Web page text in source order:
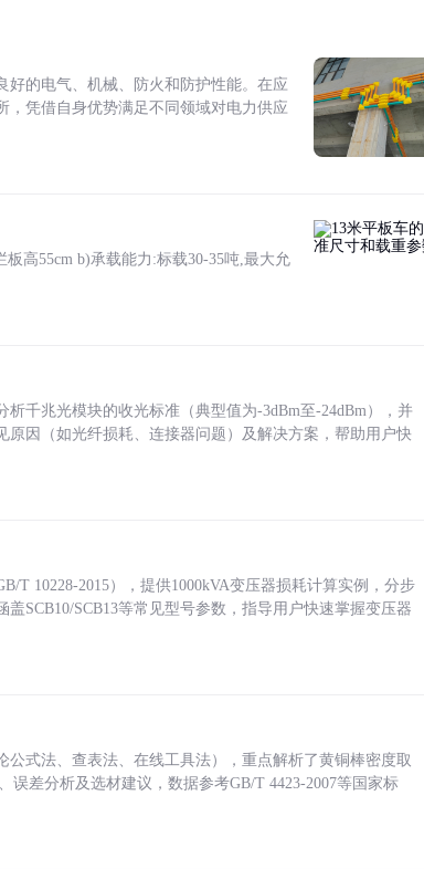
好的电气、机械、防火和防护性能。在应
，凭借自身优势满足不同领域对电力供应
高55cm b)承载能力:标载30-35吨,最大允
千兆光模块的收光标准（典型值为-3dBm至-24dBm），并
因（如光纤损耗、连接器问题）及解决方案，帮助用户快
T 10228-2015），提供1000kVA变压器损耗计算实例，分步
SCB10/SCB13等常见型号参数，指导用户快速掌握变压器
式法、查表法、在线工具法），重点解析了黄铜棒密度取
误差分析及选材建议，数据参考GB/T 4423-2007等国家标